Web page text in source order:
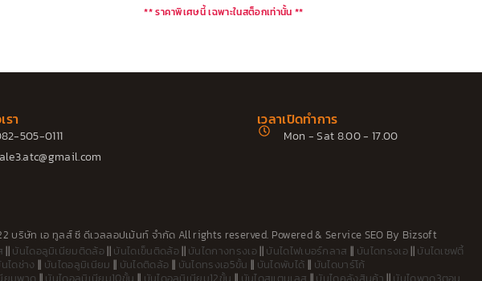
** ราคาพิเศษนี้ เฉพาะในสต็อกเท่านั้น **
รา
505-0111
เวลาเปิดทำการ
Mon - Sat 8.00 - 17.00
บริษัท เอ ทูลส์ ซี ดีเวลลอปเม้นท์ จำกัด All rights reserved. Powered & Service SEO By Bizsoft
|| บันไดอลูมิเนียมติดล้อ || บันไดเข็นติดล้อ|| บันไดกางทรงเอ || บันไดไฟเบอร์กลาส || บันไดทรงเอ|| บันไดเซฟตี้
ไดช่าง || บันไดอลูมิเนียม || บันไดติดล้อ || บันไดทรงเอ5ขั้น || บันไดพับได้ || บันไดบาร์โก้